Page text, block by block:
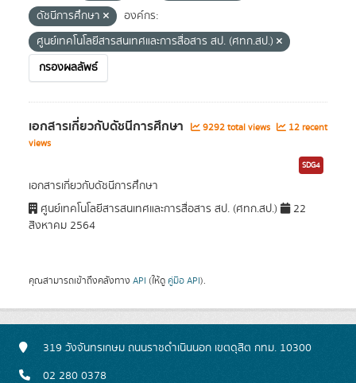
ดัชนีการศึกษา
องค์กร:
ศูนย์เทคโนโลยีสารสนเทศและการสื่อสาร สป. (ศทก.สป.)
กรองผลลัพธ์
เอกสารเกี่ยวกับดัชนีการศึกษา 9292 total views
12 recent
views
SDG4
เอกสารเกี่ยวกับดัชนีการศึกษา
ศูนย์เทคโนโลยีสารสนเทศและการสื่อสาร สป. (ศทก.สป.)
22
สิงหาคม 2564
คุณสามารถเข้าถึงคลังทาง API (ให้ดู คู่มือ API).
319 วังจันทรเกษม ถนนราชดำเนินนอก เขตดุสิต กทม. 10300
02 280 0378